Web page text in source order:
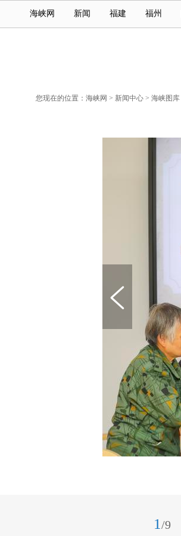
海峡网 新闻 福建 福州
您现在的位置： 海峡网 > 新闻中心 > 海峡图库
1 /9